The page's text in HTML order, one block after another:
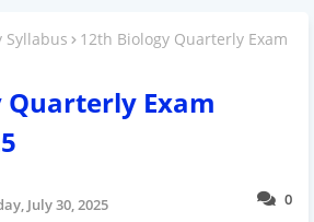
Syllabus
12th Biology Quarterly Exam
Exam
0
July 30, 2025